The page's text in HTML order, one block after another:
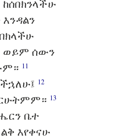
ወይም ሰውን
11
12
13
ቤተ
እየቀናሁ